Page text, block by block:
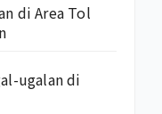
di Area Tol
ugalan di